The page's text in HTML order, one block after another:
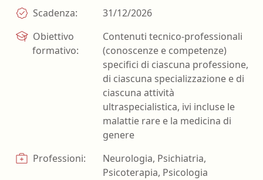
Scadenza:
31/12/2026
Obiettivo
formativo:
Contenuti tecnico-professionali
(conoscenze e competenze)
specifici di ciascuna professione,
di ciascuna specializzazione e di
ciascuna attività
ultraspecialistica, ivi incluse le
malattie rare e la medicina di
genere
Professioni:
Neurologia, Psichiatria,
Psicoterapia, Psicologia